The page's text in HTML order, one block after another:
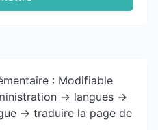
: Modifiable
-> langues ->
-> traduire la page de